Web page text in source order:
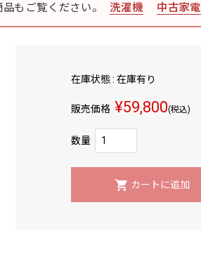
もご覧ください。 洗濯機 中古家電
在庫状態 : 在庫有り
販売価格 ¥59,800(税込)
数量